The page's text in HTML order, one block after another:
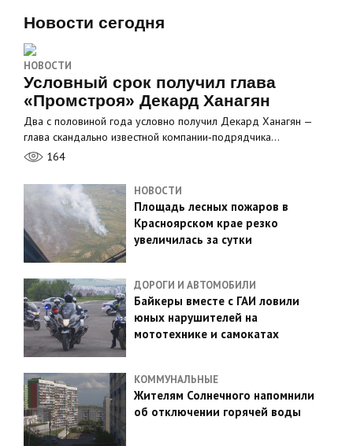
Новости сегодня
НОВОСТИ
Условный срок получил глава
«Промстроя» Декард Ханагян
Два с половиной года условно получил Декард Ханагян —
глава скандально известной компании‑подрядчика…
164
НОВОСТИ
Площадь лесных пожаров в
Красноярском крае резко
увеличилась за сутки
ДОРОГИ И АВТОМОБИЛИ
Байкеры вместе с ГАИ ловили
юных нарушителей на
мототехнике и самокатах
КОММУНАЛЬНЫЕ
Жителям Солнечного напомнили
об отключении горячей воды